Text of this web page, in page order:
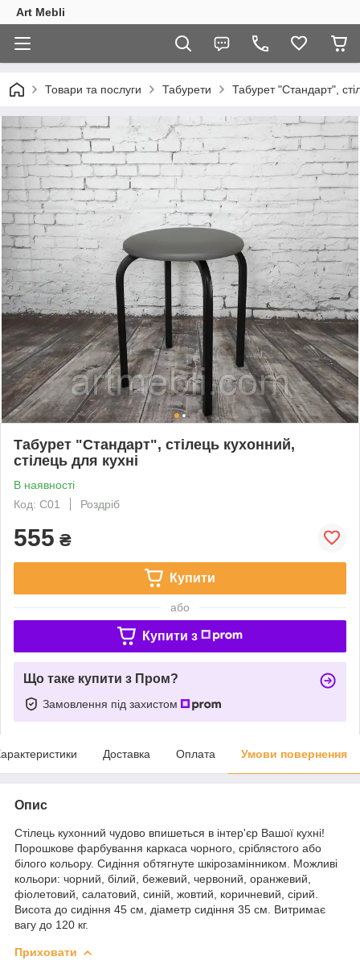
Art Mebli
Товари та послуги Табурети Табурет "Стандарт",
Табурет "Стандарт", стілець кухонний,
стілець для кухні
В наявності
Код: С01
Роздріб
555 ₴
Купити
або
Купити з
Що таке купити з Пром?
Замовлення під захистом
Доставка Оплата Умови повернення
Опис
Стілець кухонний чудово впишеться в інтер'єр Вашої кухні!
Порошкове фарбування каркаса чорного, сріблястого або
білого кольору. Сидіння обтягнуте шкірозамінником. Можливі
кольори: чорний, білий, бежевий, червоний, оранжевий,
фіолетовий, салатовий, синій, жовтий, коричневий, сірий.
Висота до сидіння 45 см, діаметр сидіння 35 см. Витримає
вагу до 120 кг.
Приховати